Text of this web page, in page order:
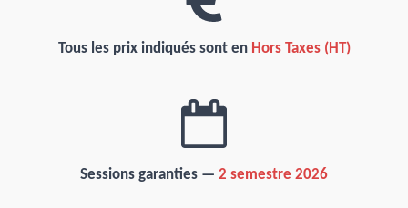
Tous les prix indiqués sont en Hors Taxes (HT)
Sessions garanties — 2 semestre 2026